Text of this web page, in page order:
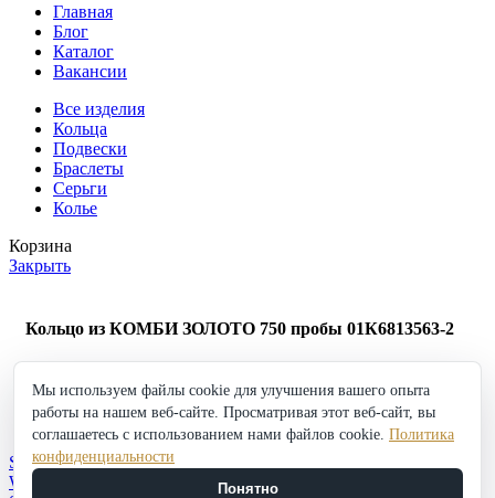
Главная
Блог
Каталог
Вакансии
Все изделия
Кольца
Подвески
Браслеты
Серьги
Колье
Корзина
Закрыть
Кольцо из КОМБИ ЗОЛОТО 750 пробы 01К6813563-2
Кольцо
из
КОМБИ
ЗОЛОТО
750
в корзину Купить
Добавить в избранное
Shop
Wishlist
Мы используем файлы cookie для улучшения вашего опыта
работы на нашем веб-сайте. Просматривая этот веб-сайт, вы
соглашаетесь с использованием нами файлов cookie. Политика
конфиденциальности
Понятно